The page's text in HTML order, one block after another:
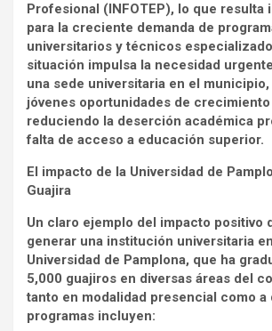
Profesional (INFOTEP), lo que resulta
para la creciente demanda de
universitarios y técnicos
situación impulsa la necesidad
una sede universitaria en el
jóvenes oportunidades de
reduciendo la deserción académica
falta de acceso a educación superior.
El impacto de la Universidad de
Guajira
Un claro ejemplo del impacto positivo
generar una institución universitaria
Universidad de Pamplona, que ha
5,000 guajiros en diversas áreas del
tanto en modalidad presencial como a
programas incluyen: